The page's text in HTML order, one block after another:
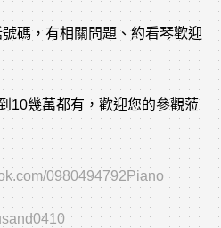
碼，有相關問題、約看琴歡迎
10幾萬都有，歡迎您的參觀蒞
0980494792Piano